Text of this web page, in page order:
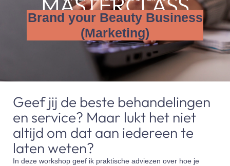
Brand your Beauty Business
(Marketing)
Geef jij de beste behandelingen
en service? Maar lukt het niet
altijd om dat aan iedereen te
laten weten?
In deze workshop geef ik praktische adviezen over hoe je